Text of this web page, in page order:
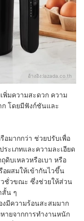
อ้างอิง:lazada.co.th
พิ่มความสะดวก ความ
ก โดยมีฟังก์ชันและ
อมากกว่า ช่วยปรับเพื่อ
ะเภทและความละเอียด
ดิบเหลวหรือเบา หรือ
ผสมให้เข้ากันไวขึ้น
วชั่วขณะ ซึ่งช่วยให้ส่วน
สั้น ๆ
งมีความร้อนสะสมมาก
ายจากการทำงานหนัก